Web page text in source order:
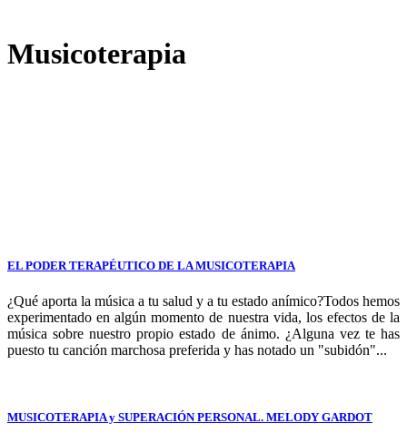
Musicoterapia
EL PODER TERAPÉUTICO DE LA MUSICOTERAPIA
¿Qué aporta la música a tu salud y a tu estado anímico?Todos hemos
experimentado en algún momento de nuestra vida, los efectos de la
música sobre nuestro propio estado de ánimo. ¿Alguna vez te has
puesto tu canción marchosa preferida y has notado un "subidón"...
MUSICOTERAPIA y SUPERACIÓN PERSONAL. MELODY GARDOT